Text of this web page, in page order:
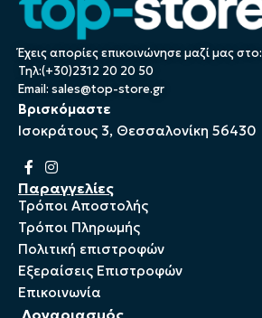
Έχεις απορίες επικοινώνησε μαζί μας στο:
Τηλ:(+30)2312 20 20 50
Email: sales@top-store.gr
Βρισκόμαστε
Ισοκράτους 3, Θεσσαλονίκη 56430
Παραγγελίες
Τρόποι Αποστολής
Τρόποι Πληρωμής
Πολιτική επιστροφών
Εξεραίσεις Επιστροφών
Επικοινωνία